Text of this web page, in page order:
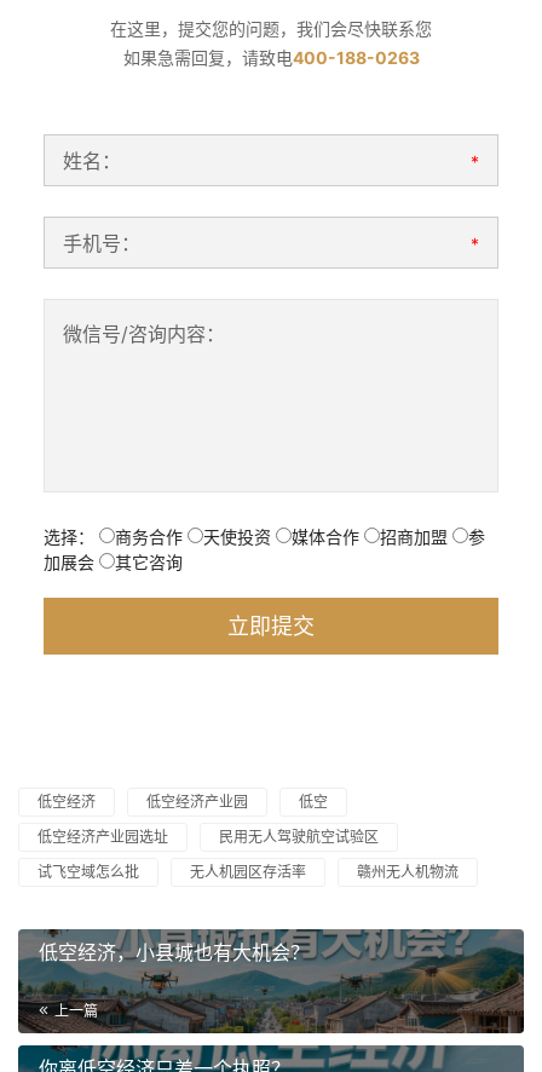
在这里，提交您的问题，我们会尽快联系您
如果急需回复，请致电400-188-0263
姓名： *
手机号： *
微信号/咨询内容：
选择： 商务合作 天使投资 媒体合作 招商加盟
参
加展会
其它咨询
低空经济 低空经济产业园
低空
低空经济产业园选址
民用无人驾驶航空试验区
试飞空域怎么批
无人机园区存活率 赣州无人机物流
低空经济，小县城也有大机会？
上一篇